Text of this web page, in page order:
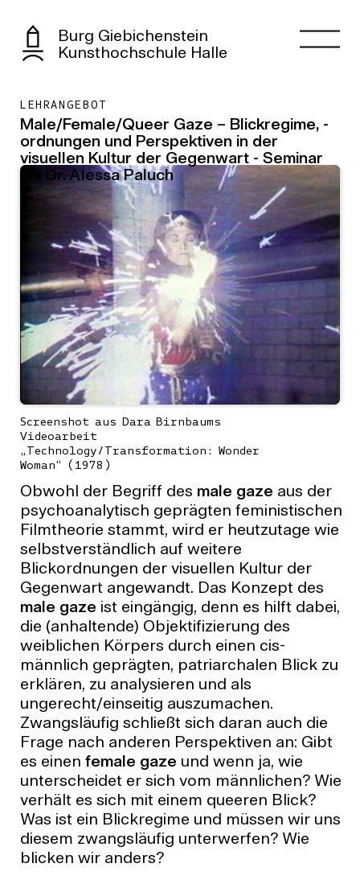
Burg Giebichenstein
Kunsthochschule Halle
LEHRANGEBOT
Male/Female/Queer Gaze – Blickregime, -
ordnungen und Perspektiven in der
visuellen Kultur der Gegenwart - Seminar
mit Dr. Alessa Paluch
Screenshot aus Dara Birnbaums
Videoarbeit
„Technology/Transformation: Wonder
Woman“ (1978)
Obwohl der Begriff des male gaze aus der
psychoanalytisch geprägten feministischen
Filmtheorie stammt, wird er heutzutage wie
selbstverständlich auf weitere
Blickordnungen der visuellen Kultur der
Gegenwart angewandt. Das Konzept des
male gaze ist eingängig, denn es hilft dabei,
die (anhaltende) Objektifizierung des
weiblichen Körpers durch einen cis-
männlich geprägten, patriarchalen Blick zu
erklären, zu analysieren und als
ungerecht/einseitig auszumachen.
Zwangsläufig schließt sich daran auch die
Frage nach anderen Perspektiven an: Gibt
es einen female gaze und wenn ja, wie
unterscheidet er sich vom männlichen? Wie
verhält es sich mit einem queeren Blick?
Was ist ein Blickregime und müssen wir uns
diesem zwangsläufig unterwerfen? Wie
blicken wir anders?